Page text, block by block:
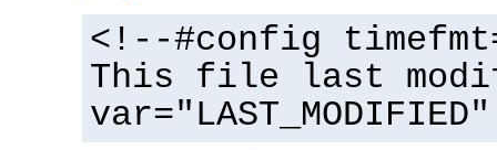
<!--#config
This file last